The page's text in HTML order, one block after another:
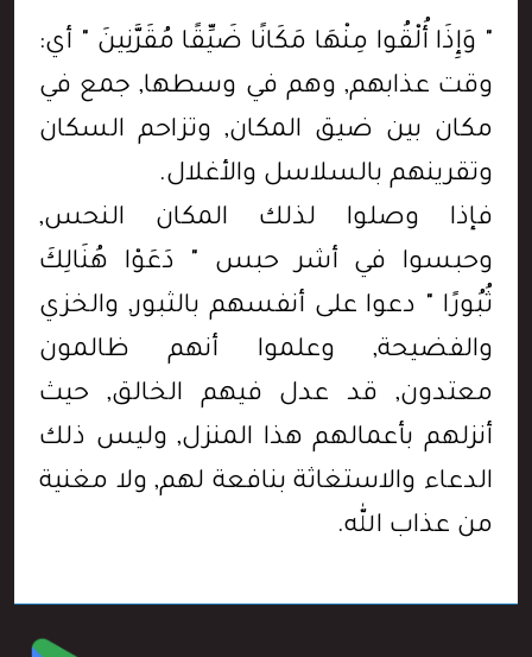
" وَإِذَا أُلْقُوا مِنْهَا مَكَانًا ضَيِّقًا مُقَرَّنِينَ " أي:
وقت عذابهم, وهم في وسطها, جمع في
مكان بين ضيق المكان, وتزاحم السكان
وتقرينهم بالسلاسل والأغلال.
فإذا وصلوا لذلك المكان النحس,
وحبسوا في أشر حبس " دَعَوْا هُنَالِكَ
ثُبُورًا " دعوا على أنفسهم بالثبور, والخزي
والفضيحة, وعلموا أنهم ظالمون
معتدون, قد عدل فيهم الخالق, حيث
أنزلهم بأعمالهم هذا المنزل, وليس ذلك
الدعاء والاستغاثة بنافعة لهم, ولا مغنية
من عذاب الله.